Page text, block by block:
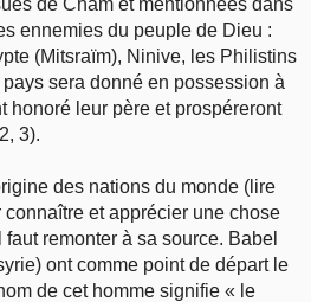
de Cham et mentionnées dans
ennemies du peuple de Dieu :
(Mitsraïm), Ninive, les Philistins
sera donné en possession à
honoré leur père et prospéreront
3).
des nations du monde (lire
et apprécier une chose
remonter à sa source. Babel
ont comme point de départ le
de cet homme signifie « le